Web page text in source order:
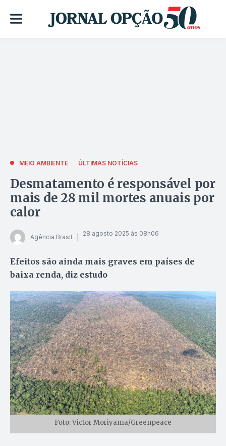
MEIO AMBIENTE ÚLTIMAS NOTÍCIAS
Desmatamento é responsável por
mais de 28 mil mortes anuais por
calor
Agência Brasil 28 agosto 2025 às 08h06
Efeitos são ainda mais graves em países de
baixa renda, diz estudo
Foto: Victor Moriyama/Greenpeace